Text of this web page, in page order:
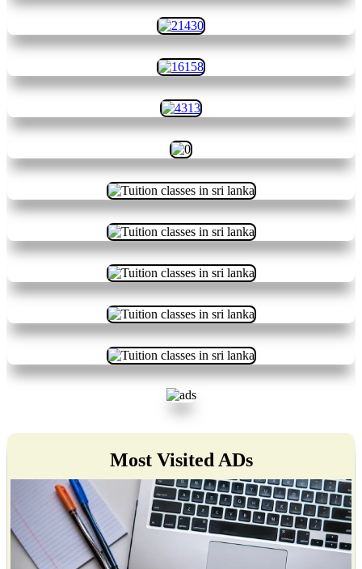
Most Visited ADs